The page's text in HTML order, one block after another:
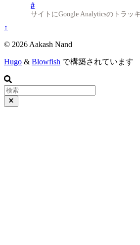
#
サイトにGoogle Analyticsのトラッ
↑
© 2026 Aakash Nand
Hugo & Blowfish で構築されています